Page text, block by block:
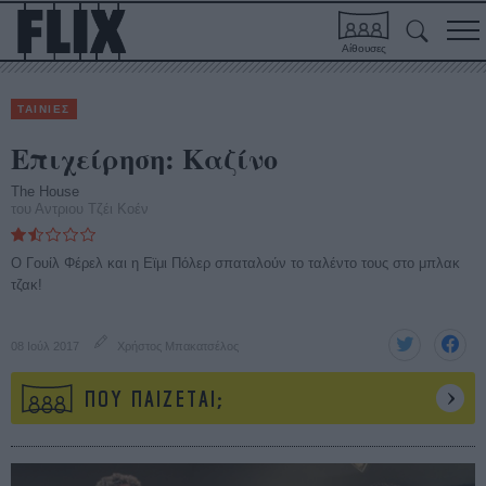
Αίθουσες
ΤΑΙΝΙΕΣ
Επιχείρηση: Καζίνο
The House
του Αντριου Τζέι Κοέν
Ο Γουίλ Φέρελ και η Εϊμι Πόλερ σπαταλούν το ταλέντο τους στο μπλακ
τζακ!
08 Ιούλ 2017 Χρήστος Μπακατσέλος
ΠΟΥ ΠΑΙΖΕΤΑΙ;